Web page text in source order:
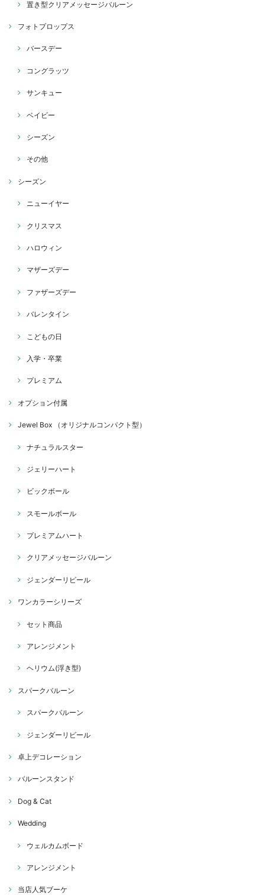
置き型クリアメッセージバルーン
フォトプロップス
バースデー
コングラッツ
サンキュー
ベイビー
シーズン
その他
シーズン
ニューイヤー
クリスマス
ハロウィン
マザーズデー
ファザーズデー
バレンタイン
こどもの日
入学・卒業
プレミアム
オプション付属
Jewel Box （オリジナルコンパクト型）
ナチュラルスター
ジェリーハート
ビックボール
スモールボール
プレミアムハート
クリアメッセージバルーン
ジェンダーリビール
ワンカラーシリーズ
セット商品
アレンジメント
ヘリウム(浮き型)
スパークバルーン
スパークバルーン
ジェンダーリビール
卓上デコレーション
バルーンスタンド
Dog & Cat
Wedding
ウェルカムボード
アレンジメント
当店人気ブーケ